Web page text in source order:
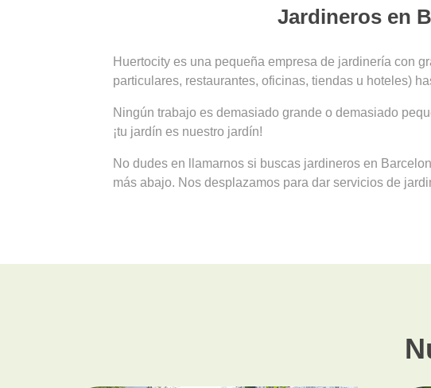
Jardineros en
Huertocity es una pequeña empresa de jardinería con
particulares, restaurantes, oficinas, tiendas u hoteles)
Ningún trabajo es demasiado grande o demasiado
¡tu jardín es nuestro jardín!
No dudes en llamarnos si buscas jardineros en
más abajo. Nos desplazamos para dar servicios de